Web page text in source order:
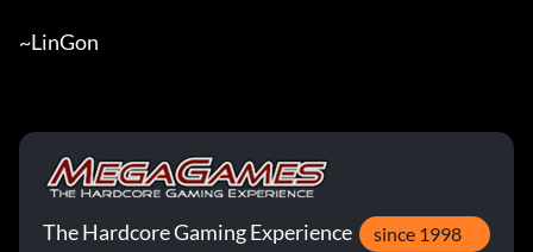
~LinGon
The Hardcore Gaming Experience since 1998